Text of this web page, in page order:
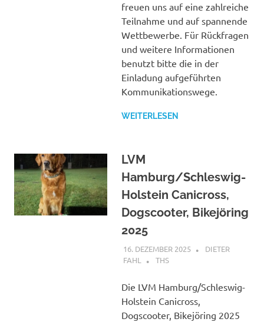
freuen uns auf eine zahlreiche
Teilnahme und auf spannende
Wettbewerbe. Für Rückfragen
und weitere Informationen
benutzt bitte die in der
Einladung aufgeführten
Kommunikationswege.
WEITERLESEN
LVM
Hamburg/Schleswig-
Holstein Canicross,
Dogscooter, Bikejöring
2025
16. DEZEMBER 2025
DIETER
FAHL
THS
Die LVM Hamburg/Schleswig-
Holstein Canicross,
Dogscooter, Bikejöring 2025